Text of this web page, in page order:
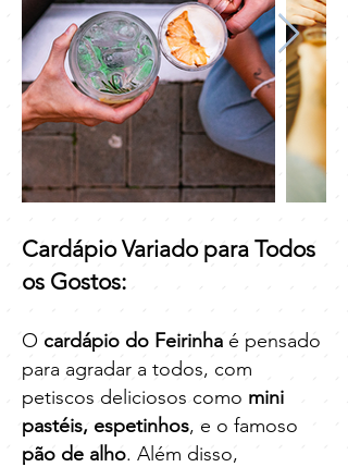
Cardápio Variado para Todos
os Gostos:
O cardápio do Feirinha é pensado
para agradar a todos, com
petiscos deliciosos como mini
pastéis, espetinhos, e o famoso
pão de alho. Além disso,